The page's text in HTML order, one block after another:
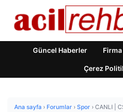
Güncel Haberler
Çerez
Ana sayfa › Forumlar › Spor › CANLI |